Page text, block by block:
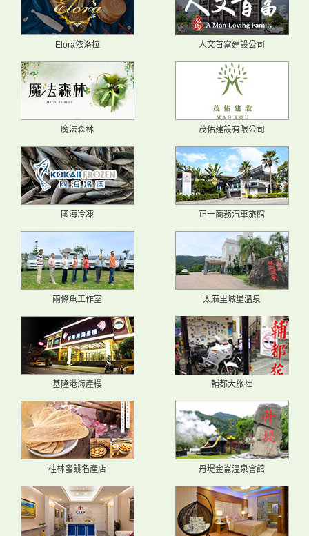
Elora依洛拉 人文首富建設公司
魔法森林 茂佑建設有限公司
國海冷凍 正一商務汽車旅館
兩條魚工作室 太麻里城堡溫泉
基隆港海產樓 輔都大旅社
桂林蜜餞名產店 丹堤金崙溫泉會館